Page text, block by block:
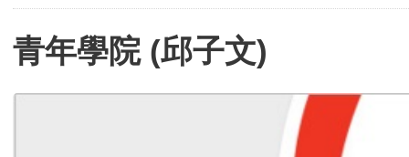
青年學院 (邱子文)